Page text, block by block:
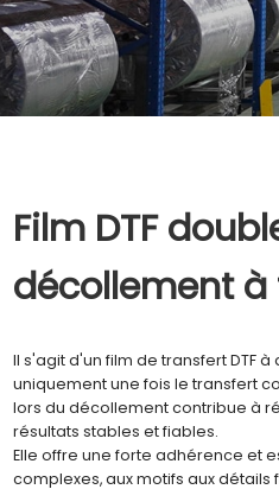
Film DTF
décollement à
Il s'agit d'un film de transfert DTF
uniquement une fois le transfert
lors du décollement contribue à
résultats stables et fiables.
Elle offre une forte adhérence et
complexes, aux motifs aux détails